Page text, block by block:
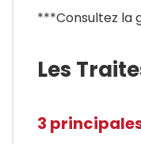
***Consultez la
Les
3